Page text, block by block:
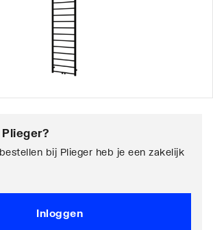
Plieger?
bij Plieger heb je een zakelijk
Inloggen